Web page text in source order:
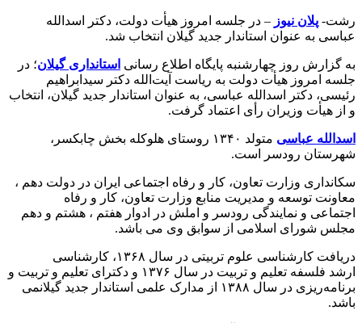
رشت- پلان نیوز – در جلسه امروز هیأت دولت، دکتر اسدالله
عباسی به عنوان استاندار جدید گیلان انتخاب شد.
به گزارش روز چهارشنبه پایگاه اطلاع رسانی استانداری گیلان؛ در
جلسه امروز هیأت دولت به ریاست آیت‌الله دکتر سیدابراهیم
رئیسی، دکتر اسدالله عباسی، به عنوان استاندار جدید گیلان، انتخاب
و از هیأت وزیران رأی اعتماد گرفت.
اسدالله عباسی
متولد ۱۳۴۰ روستای هلوکله بخش چابکسر،
شهرستان رودسر است.
سکانداری وزارت تعاون، کار و رفاه اجتماعی ایران در دولت دهم ،
معاونت توسعه و مدیریت منابع وزارت تعاون، کار و رفاه
اجتماعی و نمایندگی رودسر و املش در ادوار هفتم ، هشتم و دهم
مجلس شورای اسلامی از سوابق وی می باشد.
دریافت کارشناسی علوم تربیتی در سال ۱۳۶۸، کارشناسی
ارشد فلسفه تعلیم و تربیت در سال ۱۳۷۶ و دکترای تعلیم و تربیت و
برنامه‌ریزی در سال ۱۳۸۸ از مدارک علمی استاندار جدید گیلانمی
باشد.